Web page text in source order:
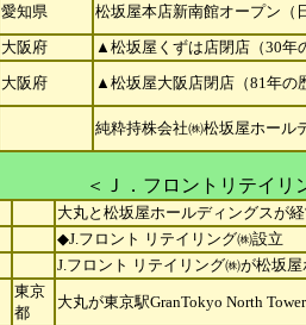
愛知県 松坂屋本店新南館オープン（
大阪府
▲松坂屋くずは店閉店（30年
大阪府
▲松坂屋大阪店閉店（81年の
純粋持株会社㈱松坂屋ホール
＜Ｊ．フロントリテイリ
大丸と松坂屋ホールディングスが
◆J.フロント リテイリング㈱設立
J.フロント リテイリング㈱が松坂
東京
都
大丸が東京駅GranTokyo North